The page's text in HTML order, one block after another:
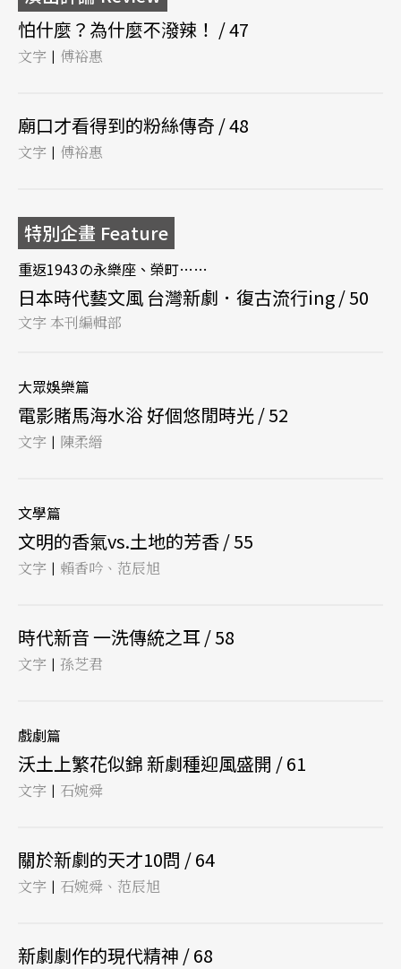
怕什麼？為什麼不潑辣！ / 47
文字 | 傅裕惠
廟口才看得到的粉絲傳奇 / 48
文字 | 傅裕惠
特別企畫 Feature
重返1943の永樂座、榮町……
日本時代藝文風 台灣新劇．復古流行ing / 50
文字 本刊編輯部
大眾娛樂篇
電影賭馬海水浴 好個悠閒時光 / 52
文字 | 陳柔縉
文學篇
文明的香氣vs.土地的芳香 / 55
文字 | 賴香吟、范辰旭
時代新音 一洗傳統之耳 / 58
文字 | 孫芝君
戲劇篇
沃土上繁花似錦 新劇種迎風盛開 / 61
文字 | 石婉舜
關於新劇的天才10問 / 64
文字 | 石婉舜、范辰旭
新劇劇作的現代精神 / 68